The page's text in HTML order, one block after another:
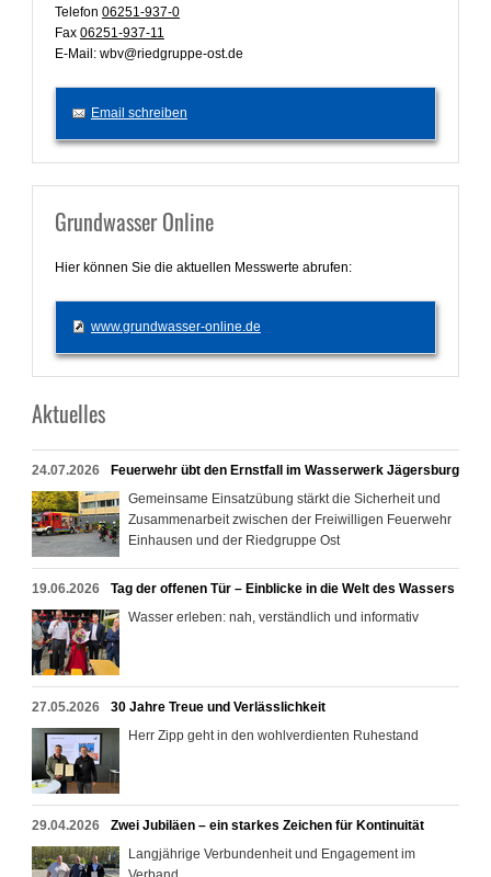
Telefon 06251-937-0
Fax 06251-937-11
E-Mail: wbv@riedgruppe-ost.de
Email schreiben
Grundwasser Online
Hier können Sie die aktuellen Messwerte abrufen:
www.grundwasser-online.de
Aktuelles
24.07.2026
Feuerwehr übt den Ernstfall im Wasserwerk Jägersburg
Gemeinsame Einsatzübung stärkt die Sicherheit und
Zusammenarbeit zwischen der Freiwilligen Feuerwehr
Einhausen und der Riedgruppe Ost
19.06.2026
Tag der offenen Tür – Einblicke in die Welt des Wassers
Wasser erleben: nah, verständlich und informativ
27.05.2026
30 Jahre Treue und Verlässlichkeit
Herr Zipp geht in den wohlverdienten Ruhestand
29.04.2026
Zwei Jubiläen – ein starkes Zeichen für Kontinuität
Langjährige Verbundenheit und Engagement im